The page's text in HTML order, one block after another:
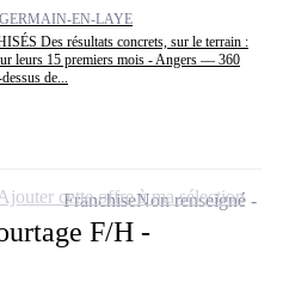
EN-LAYE
Des résultats concrets, sur le terrain :
leurs 15 premiers mois - Angers — 360
de...
F/H -
FranchiseNon renseigné
Ajouter cette offre à ma sélection